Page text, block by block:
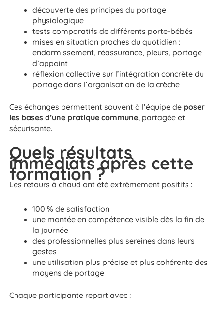
découverte des principes du portage
physiologique
tests comparatifs de différents porte-bébés
mises en situation proches du quotidien :
endormissement, réassurance, pleurs, portage
d’appoint
réflexion collective sur l’intégration concrète du
portage dans l’organisation de la crèche
Ces échanges permettent souvent à l’équipe de poser
les bases d’une pratique commune,partagée et
sécurisante.
Quels résultats
immédiats après cette
formation ?
Les retours à chaud ont été extrêmement positifs :
100 % de satisfaction
une montée en compétence visible dès la fin de
la journée
des professionnelles plus sereines dans leurs
gestes
une utilisation plus précise et plus cohérente des
moyens de portage
Chaque participante repart avec :